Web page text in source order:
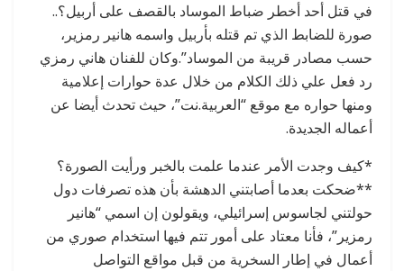
في قتل أحد أخطر ضباط الموساد بالقصف على أربيل؟..
صورة للضابط الذي تم قتله بأربيل واسمه هانير رمزير،
حسب مصادر قريبة من الموساد”.وكان للفنان هاني رمزي
رد فعل علي ذلك الكلام من خلال عدة حوارات إعلامية
ومنها حواره مع موقع “العربية.نت”، حيث تحدث أيضا عن
أعماله الجديدة.
*كيف وجدت الأمر عندما علمت بالخبر ورأيت الصورة؟
**ضحكت بعدما أصابتني الدهشة بأن هذه تصرفات دول
حولتني لجاسوس إسرائيلي، ويقولون إن اسمي “هانير
رمزير”، فأنا معتاد على أمور تتم فيها استخدام صوري من
أعمال في إطار السخرية من قبل مواقع التواصل